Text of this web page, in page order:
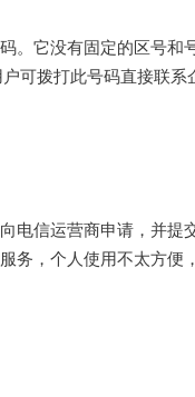
它没有固定的区号和
可拨打此号码直接联系
信运营商申请，并提
务，个人使用不太方便